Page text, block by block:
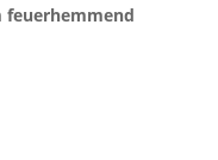
feuerhemmend